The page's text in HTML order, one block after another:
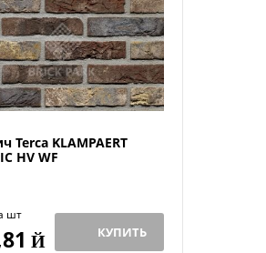
Terca KLAMPAERT
HV WF
шт
Й КУПИТЬ